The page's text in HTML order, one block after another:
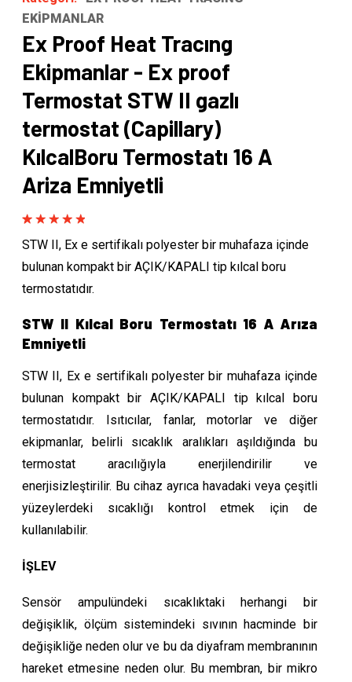
EKİPMANLAR
Ex Proof Heat Tracıng
Ekipmanlar - Ex proof
Termostat STW II gazlı
termostat (Capillary)
KılcalBoru Termostatı 16 A
Ariza Emniyetli
out of 5
customer
STW II, Ex e sertifikalı polyester bir muhafaza içinde
bulunan kompakt bir AÇIK/KAPALI tip kılcal boru
termostatıdır.
STW II Kılcal Boru Termostatı 16 A Arıza
Emniyetli
STW II, Ex e sertifikalı polyester bir muhafaza içinde
bulunan kompakt bir AÇIK/KAPALI tip kılcal boru
termostatıdır. Isıtıcılar, fanlar, motorlar ve diğer
ekipmanlar, belirli sıcaklık aralıkları aşıldığında bu
termostat aracılığıyla enerjilendirilir ve
enerjisizleştirilir. Bu cihaz ayrıca havadaki veya çeşitli
yüzeylerdeki sıcaklığı kontrol etmek için de
kullanılabilir.
İŞLEV
Sensör ampulündeki sıcaklıktaki herhangi bir
değişiklik, ölçüm sistemindeki sıvının hacminde bir
değişikliğe neden olur ve bu da diyafram membranının
hareket etmesine neden olur. Bu membran, bir mikro